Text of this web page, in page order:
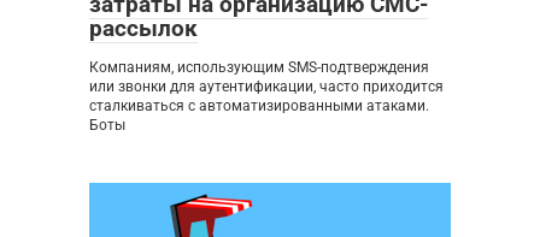
рассылок
Компаниям, использующим SMS-подтверждения
или звонки для аутентификации, часто приходится
сталкиваться с автоматизированными атаками.
Боты